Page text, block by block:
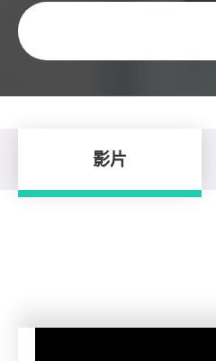
關鍵字
影片